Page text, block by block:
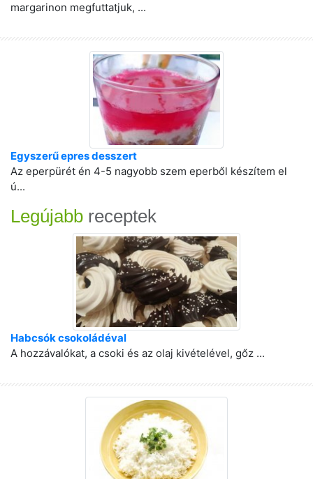
margarinon megfuttatjuk, ...
Egyszerű epres desszert
Az eperpürét én 4-5 nagyobb szem eperből készítem el
ú...
Legújabb receptek
Habcsók csokoládéval
A hozzávalókat, a csoki és az olaj kivételével, gőz ...